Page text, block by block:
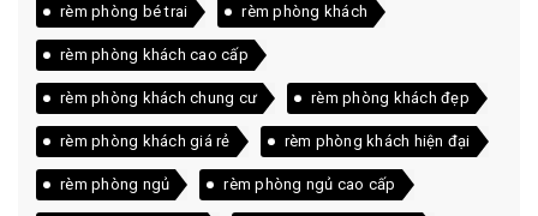
rèm phòng bé trai rèm phòng khách
rèm phòng khách cao cấp
rèm phòng khách chung cư rèm phòng khách đẹp
rèm phòng khách giá rẻ rèm phòng khách hiện đại
rèm phòng ngủ rèm phòng ngủ cao cấp